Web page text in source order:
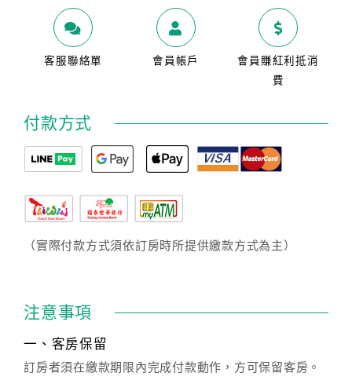
客服聯絡單 會員帳戶
會員賺紅利抵消
費
付款方式
（實際付款方式須依訂房時所提供繳款方式為主）
注意事項
一、客房保留
訂房者須在繳款期限內完成付款動作，方可保留客房。